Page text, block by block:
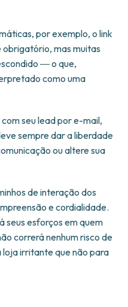
por exemplo, o link
mas muitas
― o que,
como uma
seu lead por e-mail,
sempre dar a liberdade
ou altere sua
de interação dos
e cordialidade.
seus esforços em quem
correrá nenhum risco de
loja irritante que não para